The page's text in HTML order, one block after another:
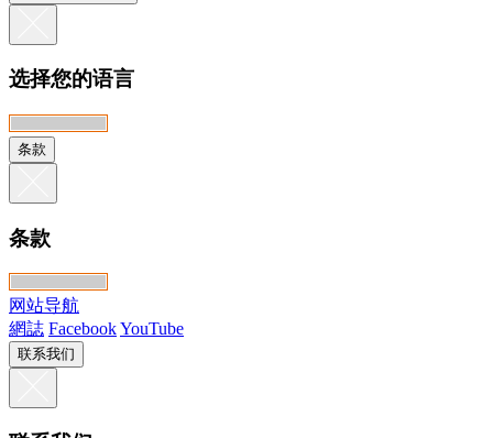
选择您的语言
条款
条款
网站导航
網誌 FacebookYouTube
联系我们